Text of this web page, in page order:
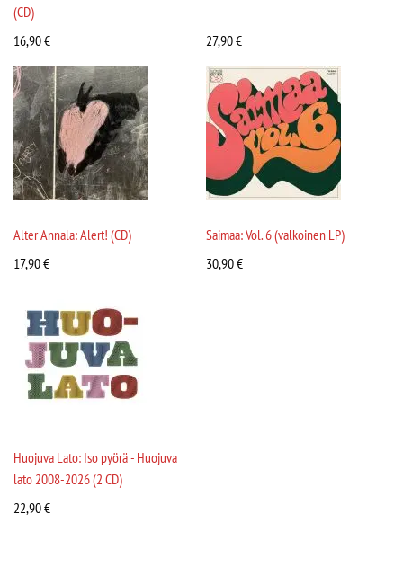
(CD)
16,90€ 27,90€
Alter Annala: Alert! (CD)
17,90€
Saimaa: Vol. 6 (valkoinen LP)
30,90€
Huojuva Lato: Iso pyörä - Huojuva
lato 2008-2026 (2 CD)
22,90€